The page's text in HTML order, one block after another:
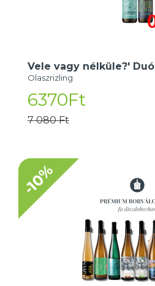
Vele vagy nélküle?' Duó
Olaszrizling
6370Ft
7 080 Ft
-10%